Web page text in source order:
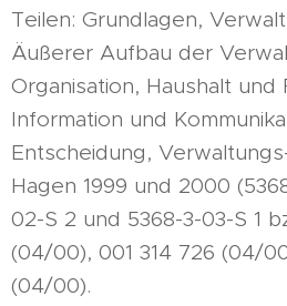
Teilen: Grundlagen,
Äußerer Aufbau der
Organisation, Haushalt und
Information und
Entscheidung,
Hagen 1999 und 2000
02-S 2 und 5368-3-03-S 1
(04/00), 001 314 726 (04/
(04/00).